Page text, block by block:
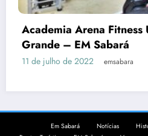
Academia Arena Fitness
Grande – EM Sabará
11 de julho de 2022 emsabara
Em Sabará Notícias